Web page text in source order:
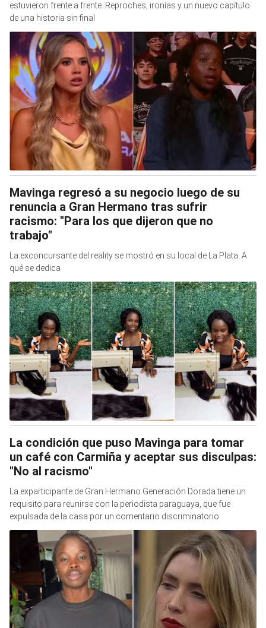
estuvieron frente a frente. Reproches, ironías y un nuevo capítulo
de una historia sin final
Mavinga regresó a su negocio luego de su
renuncia a Gran Hermano tras sufrir
racismo: "Para los que dijeron que no
trabajo"
La exconcursante del reality se mostró en su local de La Plata. A
qué se dedica
La condición que puso Mavinga para tomar
un café con Carmiña y aceptar sus disculpas:
"No al racismo"
La exparticipante de Gran Hermano Generación Dorada tiene un
requisito para reunirse con la periodista paraguaya, que fue
expulsada de la casa por un comentario discriminatorio